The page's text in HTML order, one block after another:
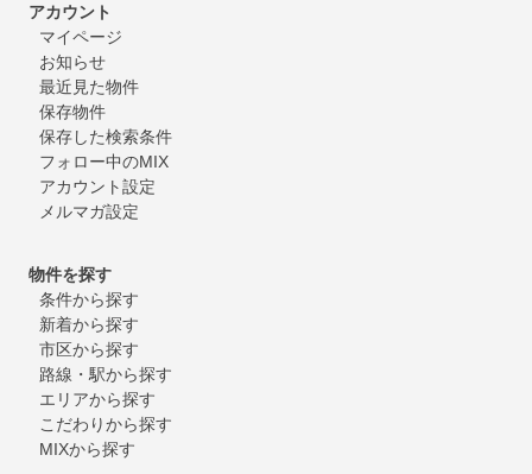
アカウント
マイページ
お知らせ
最近見た物件
保存物件
保存した検索条件
フォロー中のMIX
アカウント設定
メルマガ設定
物件を探す
条件から探す
新着から探す
市区から探す
路線・駅から探す
エリアから探す
こだわりから探す
MIXから探す